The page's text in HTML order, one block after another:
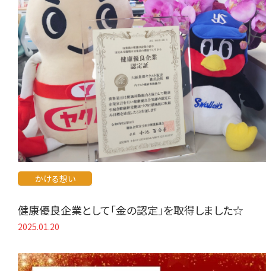
かける想い
健康優良企業として「金の認定」を取得しました☆
2025.01.20